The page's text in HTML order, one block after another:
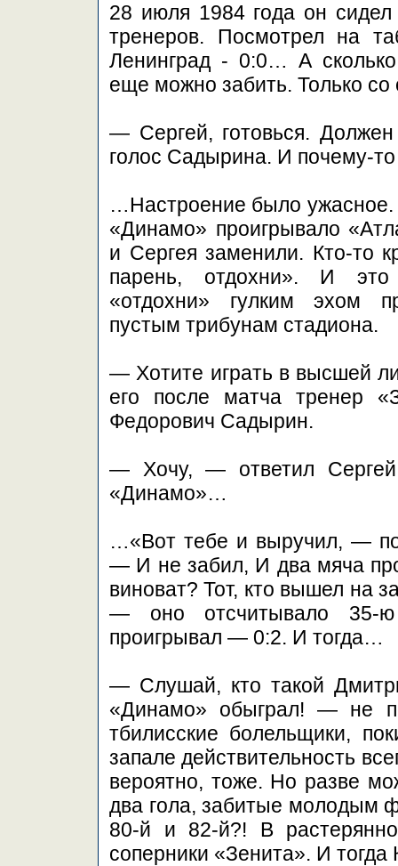
28 июля 1984 года он
тренеров. Посмотрел на
Ленинград - 0:0… А
еще можно забить. Только со
— Сергей, готовься.
голос Садырина. И почему-
…Настроение было ужасное.
«Динамо» проигрывало
и Сергея заменили. Кто-то
парень, отдохни». И это
«отдохни» гулким эхом
пустым трибунам стадиона.
— Хотите играть в высшей
его после матча тренер
Федорович Садырин.
— Хочу, — ответил
«Динамо»…
…«Вот тебе и выручил, —
— И не забил, И два мяча
виноват? Тот, кто вышел на
— оно отсчитывало 35-ю
проигрывал — 0:2. И тогда…
— Слушай, кто такой
«Динамо» обыграл! — не
тбилисские болельщики,
запале действительность
вероятно, тоже. Но разве
два гола, забитые молодым
80-й и 82-й?! В
соперники «Зенита». И